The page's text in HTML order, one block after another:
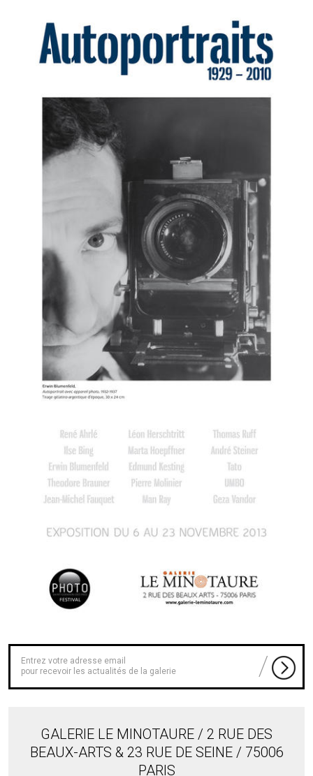
pour recevoir les actualités de la galerie
GALERIE LE MINOTAURE / 2 RUE DES
BEAUX-ARTS & 23 RUE DE SEINE / 75006
PARIS